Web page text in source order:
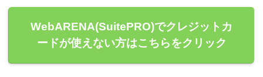
WebARENA(SuitePRO)でクレジットカ
ードが使えない方はこちらをクリック